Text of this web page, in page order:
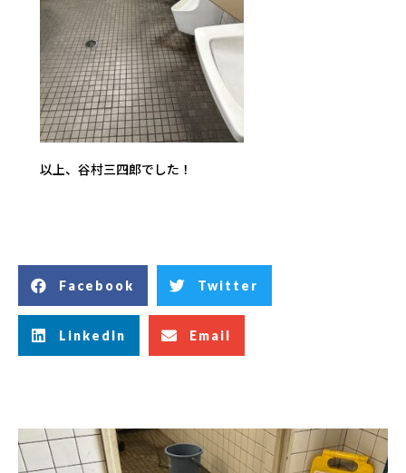
以上、谷村三四郎でした！
Facebook Twitter
LinkedIn Email